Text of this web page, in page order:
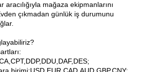
mağaza ekipmanlarını
çıkmadan günlük iş durumunu